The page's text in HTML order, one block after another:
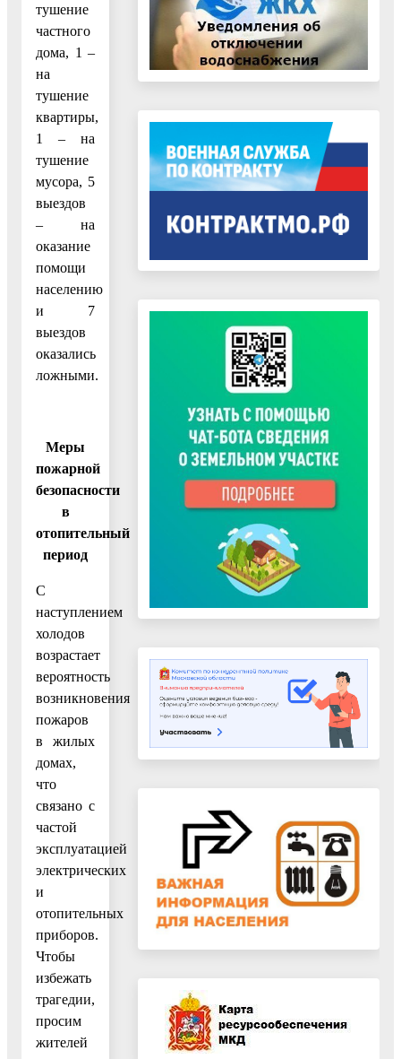
тушение
частного
дома, 1 –
на
тушение
квартиры,
1 – на
тушение
мусора, 5
выездов
– на
оказание
помощи
населению
и 7
выездов
оказались
ложными.
Меры
пожарной
безопасности
в
отопительный
период
С
наступлением
холодов
возрастает
вероятность
возникновения
пожаров
в жилых
домах,
что
связано с
частой
эксплуатацией
электрических
и
отопительных
приборов.
Чтобы
избежать
трагедии,
просим
жителей